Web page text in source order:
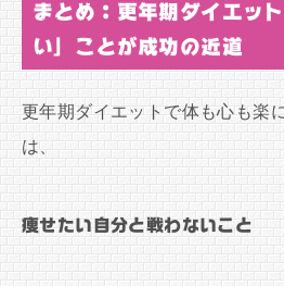
まとめ：更年期ダイエッ
い」ことが成功の近道
更年期ダイエットで体も心も楽
は、
痩せたい自分と戦わないこと